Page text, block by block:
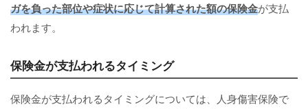
ガを負った部位や症状に応じて計算された額の保険金が支払
われます。
保険金が支払われるタイミング
保険金が支払われるタイミングについては、人身傷害保険で